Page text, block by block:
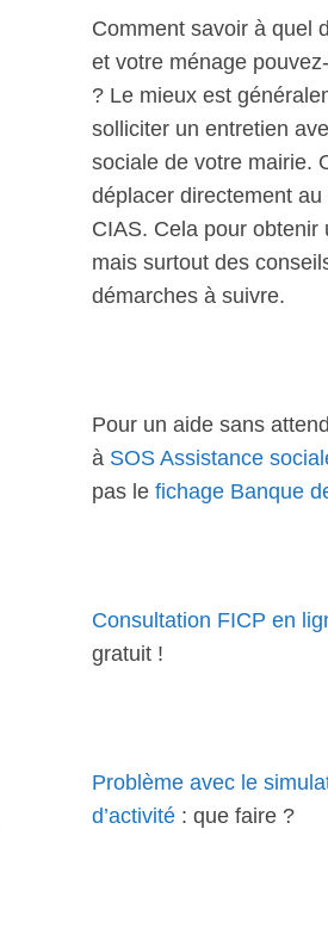
Comment savoir à quel
et votre ménage
? Le mieux est
solliciter un entretien
sociale de votre mairie.
déplacer directement au
CIAS. Cela pour obtenir
mais surtout des
démarches à suivre.
Pour un aide sans
à SOS Assistance
pas le fichage Banque
Consultation FICP en
gratuit !
Problème avec le
d’activité : que faire ?